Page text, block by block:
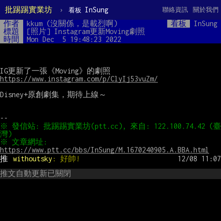
批踢踢實業坊 › 看板 InSung 關於我們
聯絡資訊
作者 kkum (沒關係，是載烈啊) 看板
InSung
標題
[照片] Instagram更新Moving劇照
時間
Mon Dec  5 19:48:23 2022
https://www.instagram.com/p/ClyIj53vuZm/
Disney+原創劇集，期待上線～
※ 發信站: 批踢踢實業坊(ptt.cc), 來自: 122.100.74.42 (臺
https://www.ptt.cc/bbs/InSung/M.1670240905.A.BBA.html
推
withoutsky : 好帥!
推文自動更新已關閉